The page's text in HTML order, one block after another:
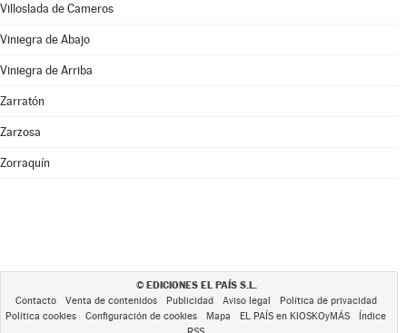
Villoslada de Cameros
Viniegra de Abajo
Viniegra de Arriba
Zarratón
Zarzosa
Zorraquín
© EDICIONES EL PAÍS S.L.
Contacto Venta de contenidos Publicidad Aviso legal
Política de privacidad
Política cookies
Configuración de cookies Mapa EL PAÍS en KIOSKOyMÁS
Índice